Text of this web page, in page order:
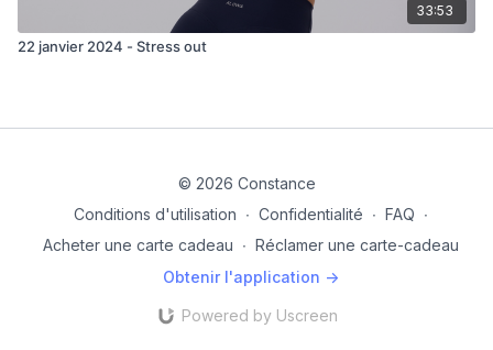
33:53
22 janvier 2024 - Stress out
© 2026 Constance
Conditions d'utilisation ∙ Confidentialité ∙ FAQ ∙
Acheter une carte cadeau ∙ Réclamer une carte-cadeau
Obtenir l'application ->
Powered by Uscreen